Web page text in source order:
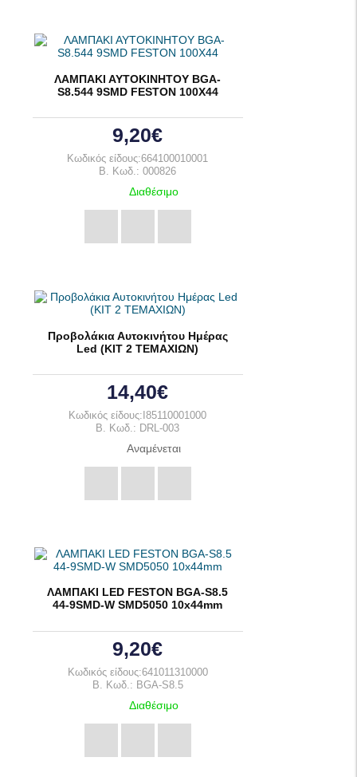
ΛΑΜΠΑΚΙ ΑΥΤΟΚΙΝΗΤΟΥ BGA-
S8.544 9SMD FESTON 100X44
9,20€
Κωδικός είδους:664100010001
B. Κωδ.: 000826
Διαθέσιμο
Προβολάκια Αυτοκινήτου Ημέρας
Led (ΚΙΤ 2 ΤΕΜΑΧΙΩΝ)
14,40€
Κωδικός είδους:I85110001000
B. Κωδ.: DRL-003
Αναμένεται
ΛΑΜΠΑΚΙ LED FESTON BGA-S8.5
44-9SMD-W SMD5050 10x44mm
9,20€
Κωδικός είδους:641011310000
B. Κωδ.: BGA-S8.5
Διαθέσιμο